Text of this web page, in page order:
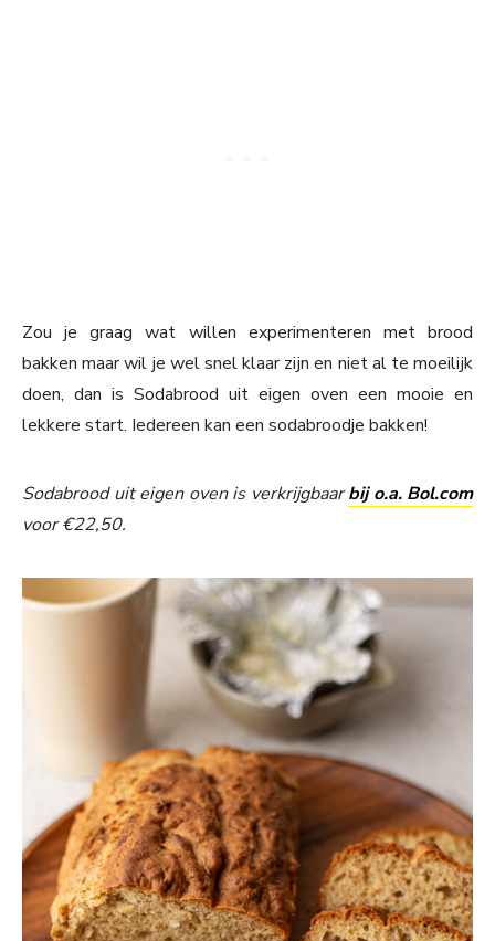
Zou je graag wat willen experimenteren met brood
bakken maar wil je wel snel klaar zijn en niet al te moeilijk
doen, dan is Sodabrood uit eigen oven een mooie en
lekkere start. Iedereen kan een sodabroodje bakken!
Sodabrood uit eigen oven is verkrijgbaarbij o.a. Bol.com
voor €22,50.